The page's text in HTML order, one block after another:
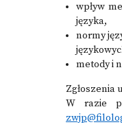
wpływ
języka,
normy
metody i
Zgłoszenia
W razie